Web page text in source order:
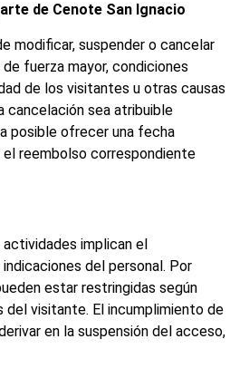
de Cenote San Ignacio
modificar, suspender o cancelar
fuerza mayor, condiciones
de los visitantes u otras causas
cancelación sea atribuible
posible ofrecer una fecha
el reembolso correspondiente
implican el
del personal. Por
estar restringidas según
visitante. El incumplimiento de
en la suspensión del acceso,